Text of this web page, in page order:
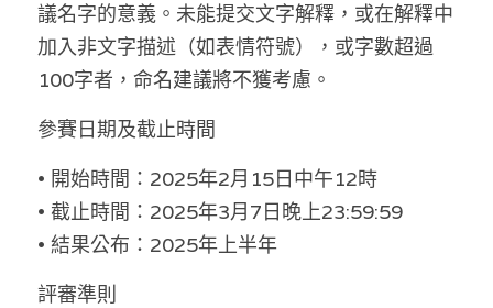
陳貴春大律師專欄
陳子遷律師專欄
羅浚軒專欄
溫志倫專欄
汪明欣專欄
張美雄專欄
議名字的意義。未能提交文字解釋，或在解釋中
加入非文字描述（如表情符號），或字數超過
100字者，命名建議將不獲考慮。
參賽日期及截止時間
• 開始時間：2025年2月15日中午12時
• 截止時間：2025年3月7日晚上23:59:59
• 結果公布：2025年上半年
評審準則